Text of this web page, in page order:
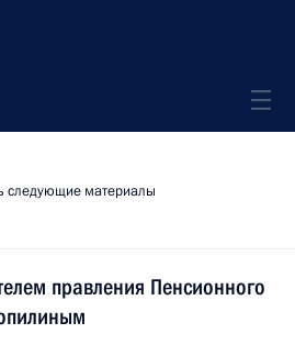
следующие материалы
правления Пенсионного